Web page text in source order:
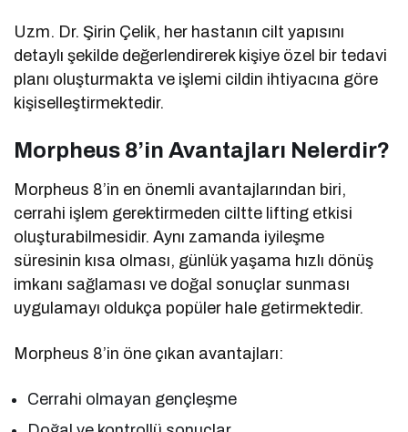
Uzm. Dr. Şirin Çelik, her hastanın cilt yapısını
detaylı şekilde değerlendirerek kişiye özel bir tedavi
planı oluşturmakta ve işlemi cildin ihtiyacına göre
kişiselleştirmektedir.
Morpheus 8’in Avantajları Nelerdir?
Morpheus 8’in en önemli avantajlarından biri,
cerrahi işlem gerektirmeden ciltte lifting etkisi
oluşturabilmesidir. Aynı zamanda iyileşme
süresinin kısa olması, günlük yaşama hızlı dönüş
imkanı sağlaması ve doğal sonuçlar sunması
uygulamayı oldukça popüler hale getirmektedir.
Morpheus 8’in öne çıkan avantajları:
Cerrahi olmayan gençleşme